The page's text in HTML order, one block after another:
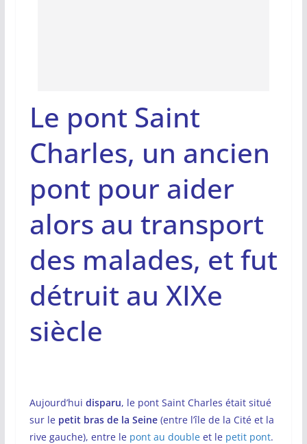
Le pont Saint
Charles, un ancien
pont pour aider
alors au transport
des malades, et fut
détruit au XIXe
siècle
Aujourd’hui disparu, le pont Saint Charles était situé
sur le petit bras de la Seine(entre l’île de la Cité et la
rive gauche), entre le pont au doubleet le petit pont.